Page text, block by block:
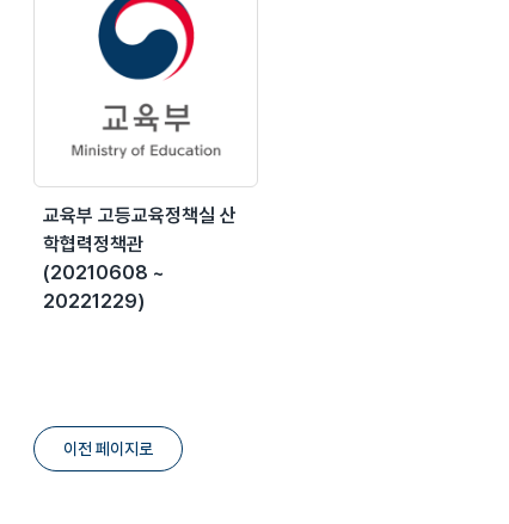
교육부 고등교육정책실 산
학협력정책관
(20210608 ~
20221229)
이전 페이지로